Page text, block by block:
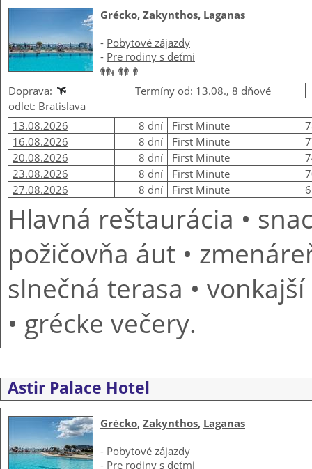
Grécko, Zakynthos, Laganas
- Pobytové zájazdy
- Pre rodiny s deťmi
Doprava:
Termíny od: 13.08., 8 dňové
odlet: Bratislava
13.08.2026
8 dní First Minute
16.08.2026
8 dní First Minute
20.08.2026
8 dní First Minute
23.08.2026
8 dní First Minute
27.08.2026
8 dní First Minute
Hlavná reštaurácia •
požičovňa áut •
slnečná terasa •
• grécke večery.
Astir Palace Hotel
Grécko, Zakynthos, Laganas
- Pobytové zájazdy
- Pre rodiny s deťmi